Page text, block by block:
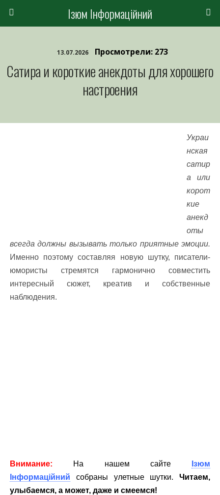
Ізюм Інформаційний
13.07.2026 Просмотрели: 273
Сатира и короткие анекдоты для хорошего
настроения
Украи
нская
сатир
а или
корот
кие
анекд
оты
всегда должны вызывать только приятные эмоции.
Именно поэтому составляя новую шутку, писатели-
юмористы стремятся гармонично совместить
интересный сюжет, креатив и собственные
наблюдения.
Внимание: На нашем сайте
Ізюм
Інформаційний собраны улетные шутки. Читаем,
улыбаемся, а может, даже и смеемся!